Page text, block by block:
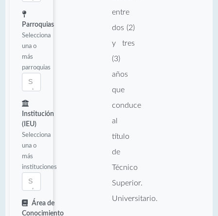
Parroquias
Selecciona
una o
más
parroquias
Institución
(IEU)
Selecciona
una o
más
instituciones
Área de
Conocimiento
entre
dos (2)
y tres
(3)
años
que
conduce
al
título
de
Técnico
Superior.
Universitario.